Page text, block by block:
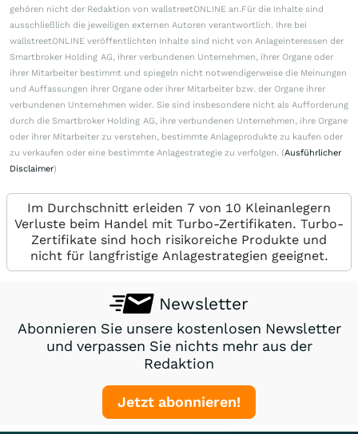
gehören nicht der Redaktion von wallstreetONLINE an.Für die Inhalte sind
ausschließlich die jeweiligen externen Autoren verantwortlich. Ihre bei
wallstreetONLINE veröffentlichten Inhalte sind nicht von Anlageinteressen der
Smartbroker Holding AG, ihrer verbundenen Unternehmen, ihrer Organe oder
ihrer Mitarbeiter bestimmt und spiegeln nicht notwendigerweise die Meinungen
und Auffassungen ihrer Organe oder ihrer Mitarbeiter bzw. der Organe ihrer
verbundenen Unternehmen wider. Sie sind insbesondere nicht als Aufforderung
durch die Smartbroker Holding AG, ihre verbundenen Unternehmen, ihre Organe
oder ihrer Mitarbeiter zu verstehen, bestimmte Anlageprodukte zu kaufen oder
zu verkaufen oder eine bestimmte Anlagestrategie zu verfolgen. (Ausführlicher
Disclaimer)
Im Durchschnitt erleiden 7 von 10 Kleinanlegern
Verluste beim Handel mit Turbo-Zertifikaten. Turbo-
Zertifikate sind hoch risikoreiche Produkte und
nicht für langfristige Anlagestrategien geeignet.
Newsletter
Abonnieren Sie unsere kostenlosen Newsletter
und verpassen Sie nichts mehr aus der
Redaktion
Jetzt abonnieren!